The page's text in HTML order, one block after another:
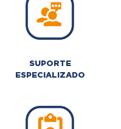
SUPORTE
ESPECIALIZADO